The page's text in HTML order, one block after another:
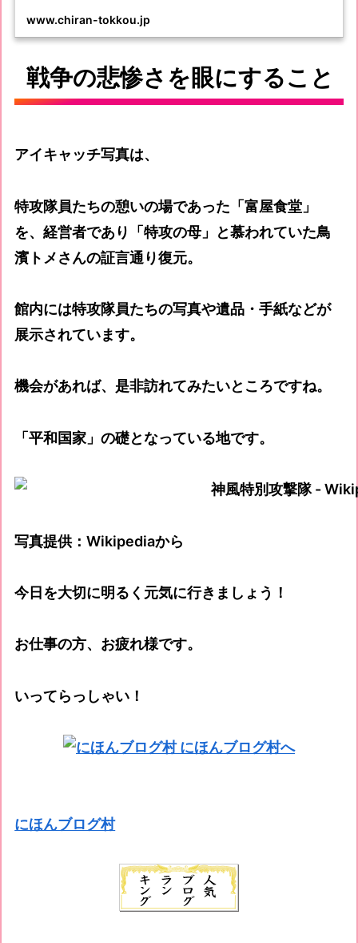
や関係資料を展示しています。
www.chiran-tokkou.jp
戦争の悲惨さを眼にすること
アイキャッチ写真は、
特攻隊員たちの憩いの場であった「富屋食堂」
を、経営者であり「特攻の母」と慕われていた鳥
濱トメさんの証言通り復元。
館内には特攻隊員たちの写真や遺品・手紙などが
展示されています。
機会があれば、是非訪れてみたいところですね。
「平和国家」の礎となっている地です。
写真提供：Wikipediaから
今日を大切に明るく元気に行きましょう！
お仕事の方、お疲れ様です。
いってらっしゃい！
にほんブログ村